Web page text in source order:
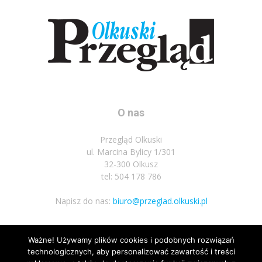
O nas
Przegląd Olkuski
ul. Marcina Bylicy 1/301
32-300 Olkusz
tel: 504 178 786
Napisz do nas: biuro@przeglad.olkuski.pl
Podążaj za nami
Ważne! Używamy plików cookies i podobnych rozwiązań
technologicznych, aby personalizować zawartość i treści